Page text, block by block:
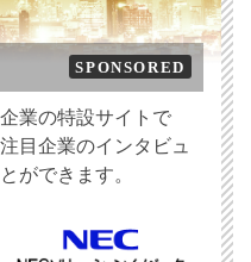
SPONSORED
業の特設サイトで
目企業のインタビュ
ができます。